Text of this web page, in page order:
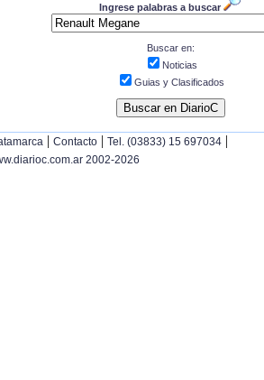
Ingrese palabras a buscar
Buscar en:
Noticias
Guias y Clasificados
| Contacto | Tel. (03833) 15 697034 |
2002-2026